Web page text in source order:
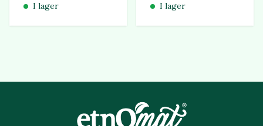
I lager I lager